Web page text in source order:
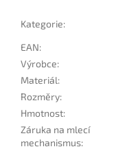
Kategorie:
EAN:
Výrobce:
Materiál:
Rozměry:
Hmotnost:
Záruka na mlecí
mechanismus: